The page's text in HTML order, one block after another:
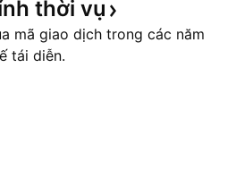
thời vụ
mã giao dịch trong các năm
tái diễn.